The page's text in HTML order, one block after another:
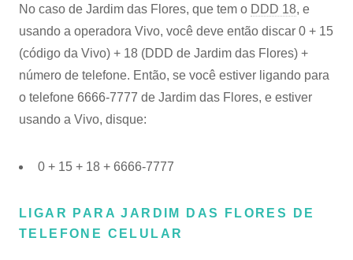
No caso de Jardim das Flores, que tem o DDD 18, e
usando a operadora Vivo, você deve então discar 0 + 15
(código da Vivo) + 18 (DDD de Jardim das Flores) +
número de telefone. Então, se você estiver ligando para
o telefone 6666-7777 de Jardim das Flores, e estiver
usando a Vivo, disque:
0 + 15 + 18 + 6666-7777
LIGAR PARA JARDIM DAS FLORES DE
TELEFONE CELULAR